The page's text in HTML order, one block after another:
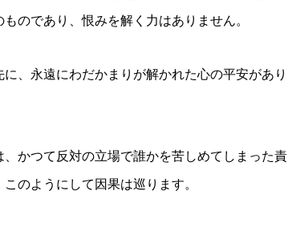
のであり、恨みを解く力はありません。
、永遠にわだかまりが解かれた心の平安があり
かつて反対の立場で誰かを苦しめてしまった責
のようにして因果は巡ります。